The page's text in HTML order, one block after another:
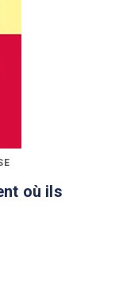
où ils